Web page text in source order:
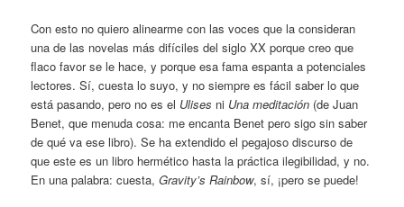
Con esto no quiero alinearme con las voces que la consideran
una de las novelas más difíciles del siglo XX porque creo que
flaco favor se le hace, y porque esa fama espanta a potenciales
lectores. Sí, cuesta lo suyo, y no siempre es fácil saber lo que
está pasando, pero no es el Ulises ni Una meditación (de Juan
Benet, que menuda cosa: me encanta Benet pero sigo sin saber
de qué va ese libro). Se ha extendido el pegajoso discurso de
que este es un libro hermético hasta la práctica ilegibilidad, y no.
En una palabra: cuesta,Gravity’s Rainbow, sí, ¡pero se puede!